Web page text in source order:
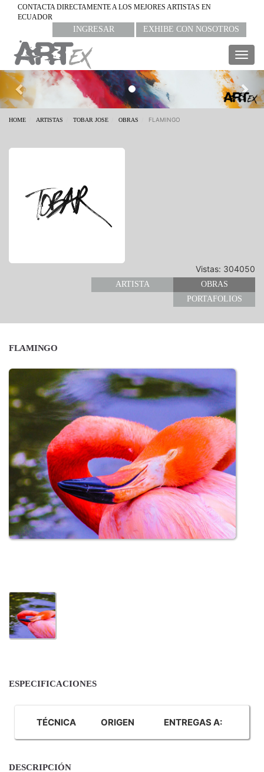
CONTACTA DIRECTAMENTE A LOS MEJORES ARTISTAS EN
ECUADOR
INGRESAR EXHIBE CON NOSOTROS
Previous
HOME ARTISTAS TOBAR JOSE OBRAS FLAMINGO
Vistas: 304050
ARTISTA
OBRAS
PORTAFOLIOS
FLAMINGO
ESPECIFICACIONES
TÉCNICA ORIGEN ENTREGAS A:
DESCRIPCIÓN